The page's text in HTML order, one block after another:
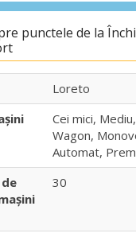
punctele de la
Loreto
Cei mici,
Wagon,
Automat,
30